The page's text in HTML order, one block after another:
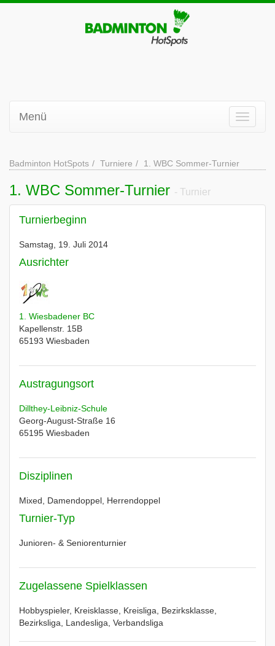
Menü
Badminton HotSpots Turniere 1. WBC Sommer-Turnier
1. WBC Sommer-Turnier - Turnier
Turnierbeginn
Samstag, 19. Juli 2014
Ausrichter
1. Wiesbadener BC
Kapellenstr. 15B
65193 Wiesbaden
Austragungsort
Dillthey-Leibniz-Schule
Georg-August-Straße 16
65195 Wiesbaden
Disziplinen
Mixed, Damendoppel, Herrendoppel
Turnier-Typ
Junioren- & Seniorenturnier
Zugelassene Spielklassen
Hobbyspieler, Kreisklasse, Kreisliga, Bezirksklasse,
Bezirksliga, Landesliga, Verbandsliga